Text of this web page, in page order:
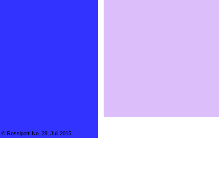
© Rossipotti No. 28, Juli 2015